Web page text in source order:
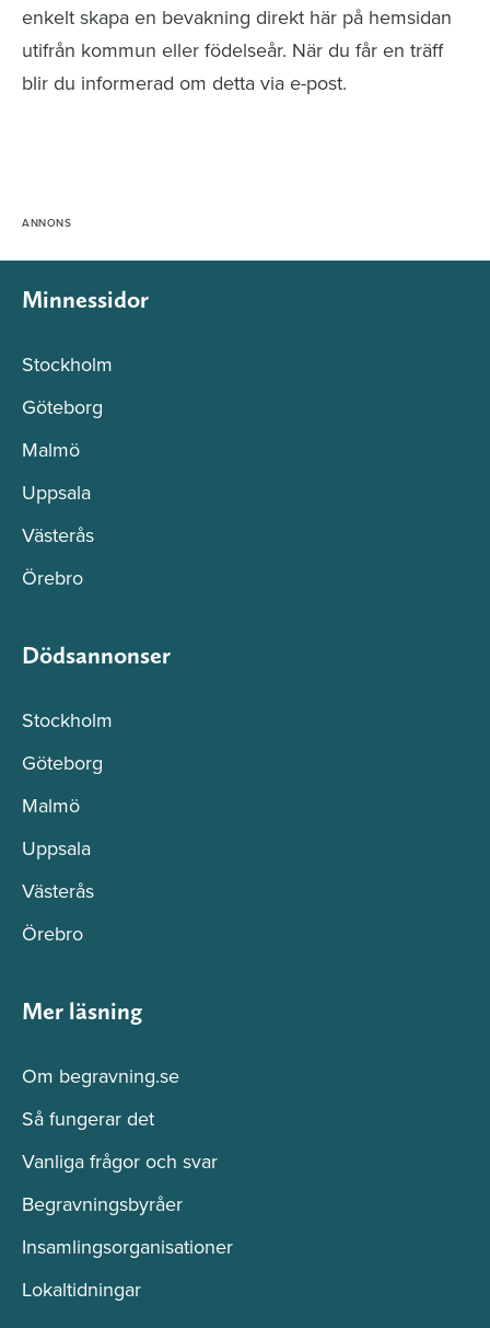
enkelt skapa en bevakning direkt här på hemsidan
utifrån kommun eller födelseår. När du får en träff
blir du informerad om detta via e-post.
Minnessidor
Stockholm
Göteborg
Malmö
Uppsala
Västerås
Örebro
Dödsannonser
Stockholm
Göteborg
Malmö
Uppsala
Västerås
Örebro
Mer läsning
Om begravning.se
Så fungerar det
Vanliga frågor och svar
Begravningsbyråer
Insamlingsorganisationer
Lokaltidningar